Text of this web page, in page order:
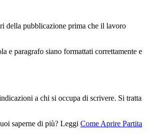
della pubblicazione prima che il lavoro
e paragrafo siano formattati correttamente e
a chi si occupa di scrivere. Si tratta
saperne di più? Leggi Come Aprire Partita